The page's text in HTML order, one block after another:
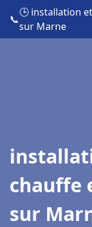
📞
🕒 installation
sur Marne
chauffe
sur